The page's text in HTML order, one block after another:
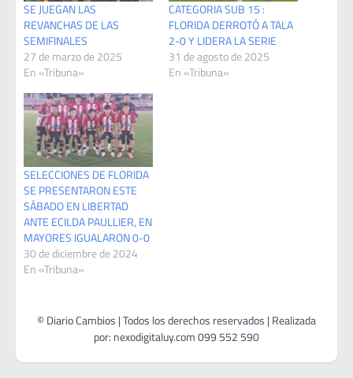
SE JUEGAN LAS
REVANCHAS DE LAS
SEMIFINALES
27 de marzo de 2025
En «Tribuna»
CATEGORIA SUB 15 :
FLORIDA DERROTÓ A TALA
2-0 Y LIDERA LA SERIE
31 de agosto de 2025
En «Tribuna»
SELECCIONES DE FLORIDA
SE PRESENTARON ESTE
SÁBADO EN LIBERTAD
ANTE ECILDA PAULLIER, EN
MAYORES IGUALARON 0-0
30 de diciembre de 2024
En «Tribuna»